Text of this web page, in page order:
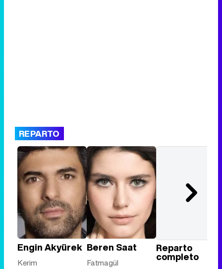
REPARTO
Engin Akyürek
Kerim
Beren Saat
Fatmagül
Reparto
completo